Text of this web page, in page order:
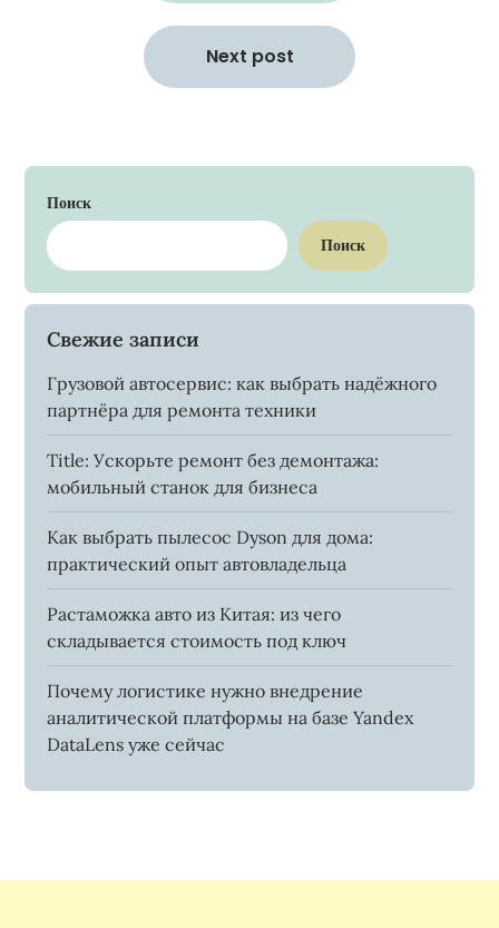
Next post
Поиск
Поиск
Свежие записи
Грузовой автосервис: как выбрать надёжного
партнёра для ремонта техники
Title: Ускорьте ремонт без демонтажа:
мобильный станок для бизнеса
Как выбрать пылесос Dyson для дома:
практический опыт автовладельца
Растаможка авто из Китая: из чего
складывается стоимость под ключ
Почему логистике нужно внедрение
аналитической платформы на базе Yandex
DataLens уже сейчас